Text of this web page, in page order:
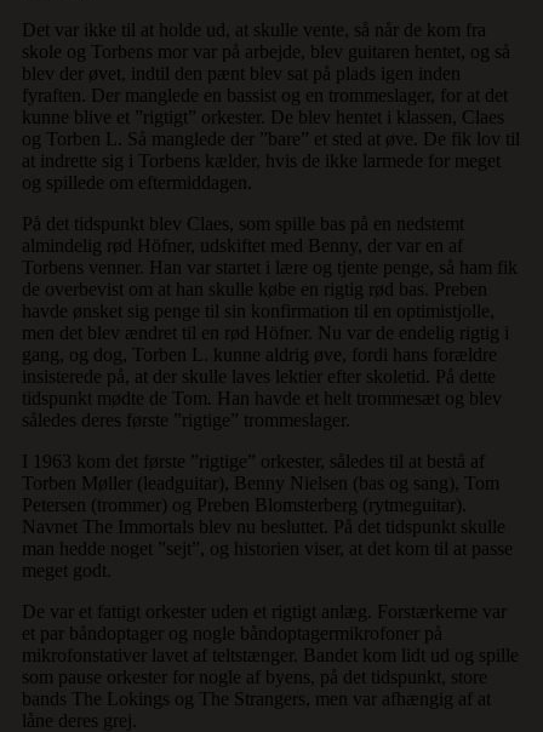
Det var ikke til at holde ud, at skulle vente, så når de kom fra
skole og Torbens mor var på arbejde, blev guitaren hentet, og så
blev der øvet, indtil den pænt blev sat på plads igen inden
fyraften. Der manglede en bassist og en trommeslager, for at det
kunne blive et ”rigtigt” orkester. De blev hentet i klassen, Claes
og Torben L. Så manglede der ”bare” et sted at øve. De fik lov til
at indrette sig i Torbens kælder, hvis de ikke larmede for meget
og spillede om eftermiddagen.
På det tidspunkt blev Claes, som spille bas på en nedstemt
almindelig rød Höfner, udskiftet med Benny, der var en af
Torbens venner. Han var startet i lære og tjente penge, så ham fik
de overbevist om at han skulle købe en rigtig rød bas. Preben
havde ønsket sig penge til sin konfirmation til en optimistjolle,
men det blev ændret til en rød Höfner. Nu var de endelig rigtig i
gang, og dog, Torben L. kunne aldrig øve, fordi hans forældre
insisterede på, at der skulle laves lektier efter skoletid. På dette
tidspunkt mødte de Tom. Han havde et helt trommesæt og blev
således deres første ”rigtige” trommeslager.
I 1963 kom det første ”rigtige” orkester, således til at bestå af
Torben Møller (leadguitar), Benny Nielsen (bas og sang), Tom
Petersen (trommer) og Preben Blomsterberg (rytmeguitar).
Navnet The Immortals blev nu besluttet. På det tidspunkt skulle
man hedde noget ”sejt”, og historien viser, at det kom til at passe
meget godt.
De var et fattigt orkester uden et rigtigt anlæg. Forstærkerne var
et par båndoptager og nogle båndoptagermikrofoner på
mikrofonstativer lavet af teltstænger. Bandet kom lidt ud og spille
som pause orkester for nogle af byens, på det tidspunkt, store
bands The Lokings og The Strangers, men var afhængig af at
låne deres grej.